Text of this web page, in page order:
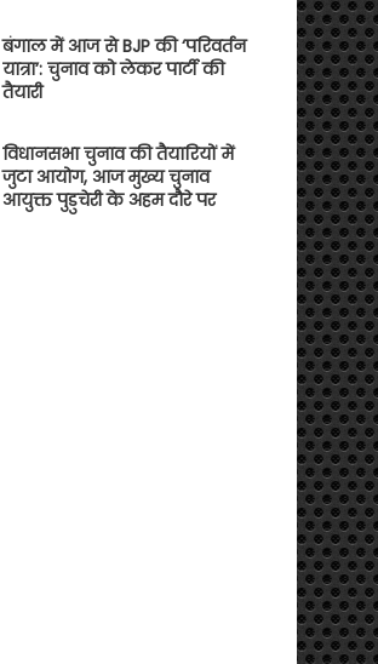
बंगाल में आज से BJP की ‘परिवर्तन
यात्रा’: चुनाव को लेकर पार्टी की
तैयारी
विधानसभा चुनाव की तैयारियों में
जुटा आयोग, आज मुख्य चुनाव
आयुक्त पुडुचेरी के अहम दौरे पर